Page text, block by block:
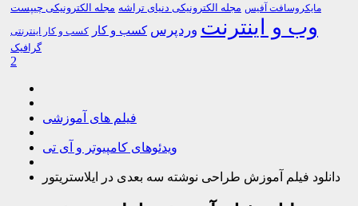
مایکروسافت آفیس مجله الکترونیکی دنیای تراشه مجله الکترونیکی چیپست
وب و اینترنت وردپرس کسب و کار کسب و کار اینترنتی
گرافیک
2
فیلم های آموزشی
ویدئوهای کامپیوتر و آی تی
دانلود فیلم آموزش طراحی نوشته سه بعدی در ایلاستریتور